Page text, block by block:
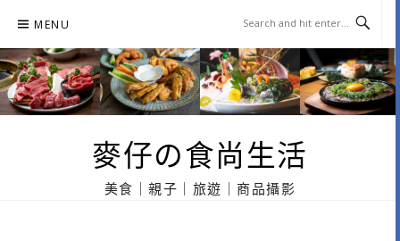
content
MENU
麥仔の食尚生活
美食｜親子｜旅遊｜商品攝影